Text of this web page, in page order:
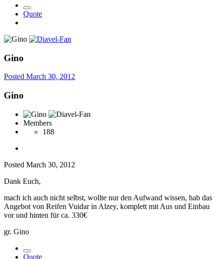
Quote
Gino
Posted March 30, 2012
Gino
Members
188
Posted March 30, 2012
Dank Euch,
mach ich auch nicht selbst, wollte nur den Aufwand wissen, hab das
Angebot von Reifen Vuidar in Alzey, komplett mit Aus und Einbau
vor und hinten für ca. 330€
gr. Gino
Quote